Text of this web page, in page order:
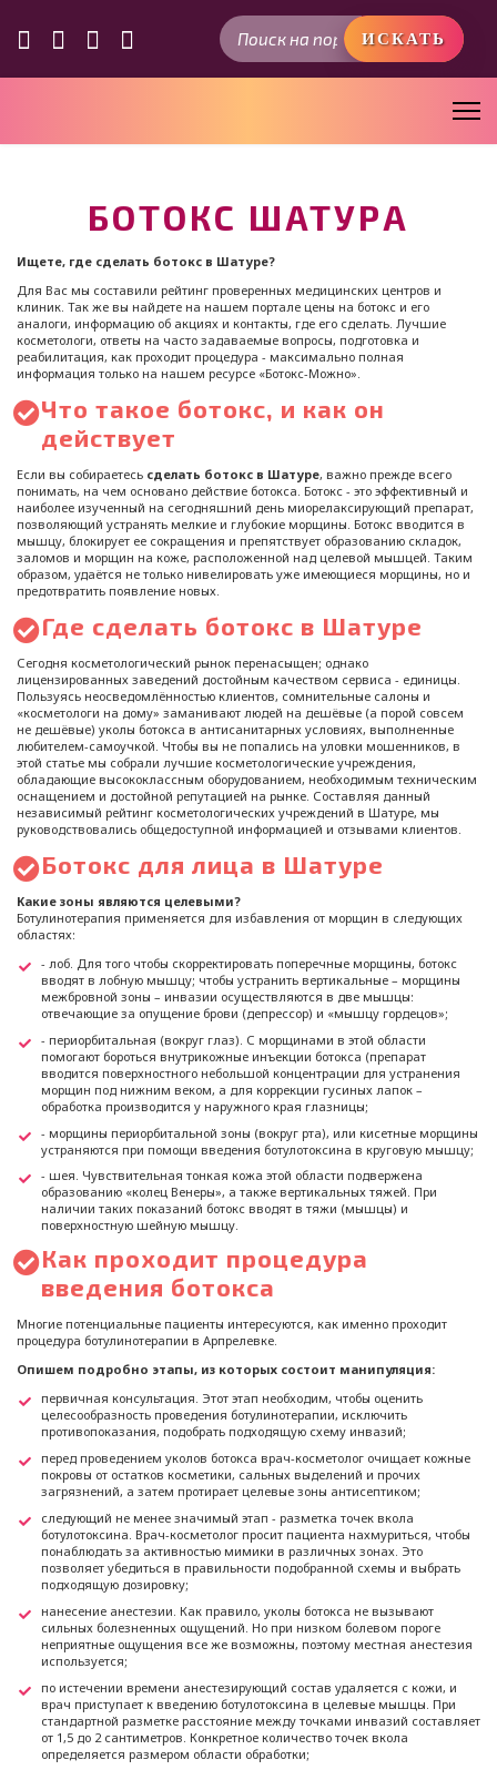
Искать...
ИСКАТЬ
БОТОКС ШАТУРА
Ищете, где сделать ботокс в Шатуре?
Для Вас мы составили рейтинг проверенных медицинских центров и
клиник. Так же вы найдете на нашем портале цены на ботокс и его
аналоги, информацию об акциях и контакты, где его сделать. Лучшие
косметологи, ответы на часто задаваемые вопросы, подготовка и
реабилитация, как проходит процедура - максимально полная
информация только на нашем ресурсе «Ботокс-Можно».
Что такое ботокс, и как он
действует
Если вы собираетесь сделать ботокс в Шатуре, важно прежде всего
понимать, на чем основано действие ботокса. Ботокс - это эффективный и
наиболее изученный на сегодняшний день миорелаксирующий препарат,
позволяющий устранять мелкие и глубокие морщины. Ботокс вводится в
мышцу, блокирует ее сокращения и препятствует образованию складок,
заломов и морщин на коже, расположенной над целевой мышцей. Таким
образом, удаётся не только нивелировать уже имеющиеся морщины, но и
предотвратить появление новых.
Где сделать ботокс в Шатуре
Сегодня косметологический рынок перенасыщен; однако
лицензированных заведений достойным качеством сервиса - единицы.
Пользуясь неосведомлённостью клиентов, сомнительные салоны и
«косметологи на дому» заманивают людей на дешёвые (а порой совсем
не дешёвые) уколы ботокса в антисанитарных условиях, выполненные
любителем-самоучкой. Чтобы вы не попались на уловки мошенников, в
этой статье мы собрали лучшие косметологические учреждения,
обладающие высококлассным оборудованием, необходимым техническим
оснащением и достойной репутацией на рынке. Составляя данный
независимый рейтинг косметологических учреждений в Шатуре, мы
руководствовались общедоступной информацией и отзывами клиентов.
Ботокс для лица в Шатуре
Какие зоны являются целевыми?
Ботулинотерапия применяется для избавления от морщин в следующих
областях:
- лоб. Для того чтобы скорректировать поперечные морщины, ботокс
вводят в лобную мышцу; чтобы устранить вертикальные – морщины
межбровной зоны – инвазии осуществляются в две мышцы:
отвечающие за опущение брови (депрессор) и «мышцу гордецов»;
- периорбитальная (вокруг глаз). С морщинами в этой области
помогают бороться внутрикожные инъекции ботокса (препарат
вводится поверхностного небольшой концентрации для устранения
морщин под нижним веком, а для коррекции гусиных лапок –
обработка производится у наружного края глазницы;
- морщины периорбитальной зоны (вокруг рта), или кисетные морщины
устраняются при помощи введения ботулотоксина в круговую мышцу;
- шея. Чувствительная тонкая кожа этой области подвержена
образованию «колец Венеры», а также вертикальных тяжей. При
наличии таких показаний ботокс вводят в тяжи (мышцы) и
поверхностную шейную мышцу.
Как проходит процедура
введения ботокса
Многие потенциальные пациенты интересуются, как именно проходит
процедура ботулинотерапии в Арпрелевке.
Опишем подробно этапы, из которых состоит манипуляция:
первичная консультация. Этот этап необходим, чтобы оценить
целесообразность проведения ботулинотерапии, исключить
противопоказания, подобрать подходящую схему инвазий;
перед проведением уколов ботокса врач-косметолог очищает кожные
покровы от остатков косметики, сальных выделений и прочих
загрязнений, а затем протирает целевые зоны антисептиком;
следующий не менее значимый этап - разметка точек вкола
ботулотоксина. Врач-косметолог просит пациента нахмуриться, чтобы
понаблюдать за активностью мимики в различных зонах. Это
позволяет убедиться в правильности подобранной схемы и выбрать
подходящую дозировку;
нанесение анестезии. Как правило, уколы ботокса не вызывают
сильных болезненных ощущений. Но при низком болевом пороге
неприятные ощущения все же возможны, поэтому местная анестезия
используется;
по истечении времени анестезирующий состав удаляется с кожи, и
врач приступает к введению ботулотоксина в целевые мышцы. При
стандартной разметке расстояние между точками инвазий составляет
от 1,5 до 2 сантиметров. Конкретное количество точек вкола
определяется размером области обработки;